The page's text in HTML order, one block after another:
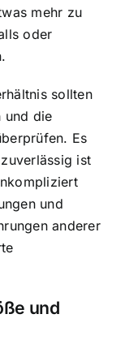
mehr zu
oder
sollten
und die
Es
ist
und
anderer
und